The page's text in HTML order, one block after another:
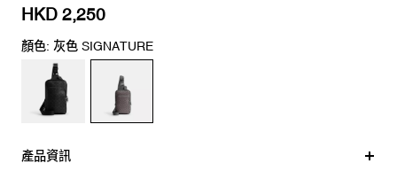
HKD 2,250
顏色: 灰色 SIGNATURE
產品資訊